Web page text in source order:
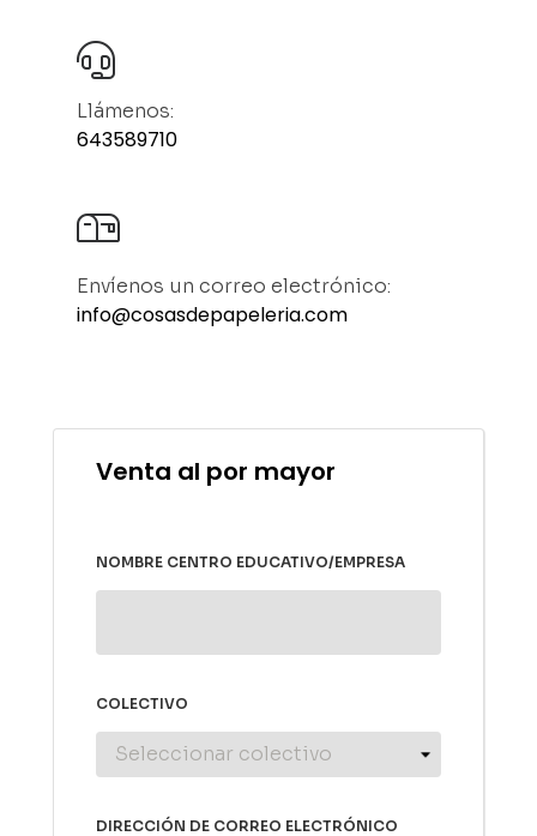
Llámenos:
643589710
Envíenos un correo electrónico:
info@cosasdepapeleria.com
Venta al por mayor
NOMBRE CENTRO EDUCATIVO/EMPRESA
COLECTIVO
DIRECCIÓN DE CORREO ELECTRÓNICO